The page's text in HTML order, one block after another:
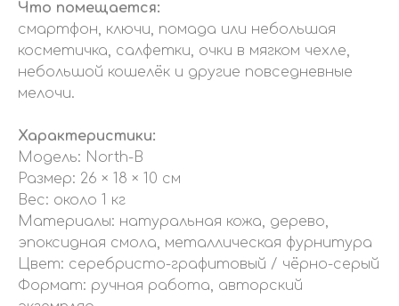
Что помещается:
смартфон, ключи, помада или небольшая
косметичка, салфетки, очки в мягком чехле,
небольшой кошелёк и другие повседневные
мелочи.
Характеристики:
Модель: North-B
Размер: 26 × 18 × 10 см
Вес: около 1 кг
Материалы: натуральная кожа, дерево,
эпоксидная смола, металлическая фурнитура
Цвет: серебристо-графитовый / чёрно-серый
Формат: ручная работа, авторский